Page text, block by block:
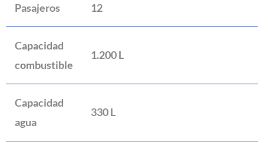
Pasajeros 12
Capacidad
combustible
1.200 L
Capacidad
agua
330 L